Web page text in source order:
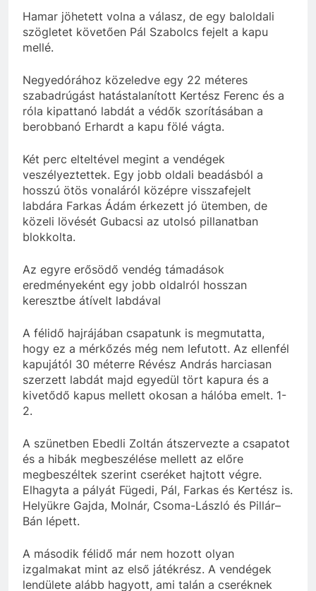
Hamar jöhetett volna a válasz, de egy baloldali
szögletet követően Pál Szabolcs fejelt a kapu
mellé.
Negyedórához közeledve egy 22 méteres
szabadrúgást hatástalanított Kertész Ferenc és a
róla kipattanó labdát a védők szorításában a
berobbanó Erhardt a kapu fölé vágta.
Két perc elteltével megint a vendégek
veszélyeztettek. Egy jobb oldali beadásból a
hosszú ötös vonaláról középre visszafejelt
labdára Farkas Ádám érkezett jó ütemben, de
közeli lövését Gubacsi az utolsó pillanatban
blokkolta.
Az egyre erősödő vendég támadások
eredményeként egy jobb oldalról hosszan
keresztbe átívelt labdával
A félidő hajrájában csapatunk is megmutatta,
hogy ez a mérkőzés még nem lefutott. Az ellenfél
kapujától 30 méterre Révész András harciasan
szerzett labdát majd egyedül tört kapura és a
kivetődő kapus mellett okosan a hálóba emelt. 1-
2.
A szünetben Ebedli Zoltán átszervezte a csapatot
és a hibák megbeszélése mellett az előre
megbeszéltek szerint cseréket hajtott végre.
Elhagyta a pályát Fügedi, Pál, Farkas és Kertész is.
Helyükre Gajda, Molnár, Csoma-László és Pillár–
Bán lépett.
A második félidő már nem hozott olyan
izgalmakat mint az első játékrész. A vendégek
lendülete alább hagyott, ami talán a cseréknek